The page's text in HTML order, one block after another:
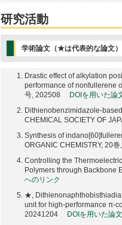
研究活動
学術論文（★は代表的な論文）
Drastic effect of alkylation
performance of nonfullerene
号, 202508
DOIを用いた論
Dithienobenzimidazole-
CHEMICAL SOCIETY OF
Synthesis of
ORGANIC CHEMISTRY, 20
Controlling the
Polymers through Backbone
へのリンク
★,
unit for high-performance π-
20241204
DOIを用いた論